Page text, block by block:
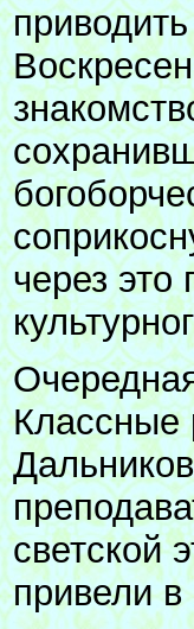
через это
Классные
светской
привели в